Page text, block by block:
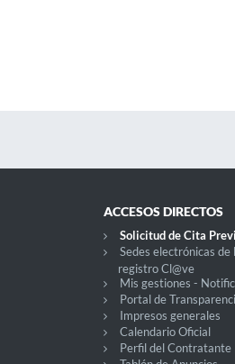
ACCESOS DIRECTOS
Solicitud de Cita
Sedes electrónicas de
registro Cl@ve
Mis gestiones -
Portal de
Impresos generales
Calendario Oficial
Perfil del Contratante